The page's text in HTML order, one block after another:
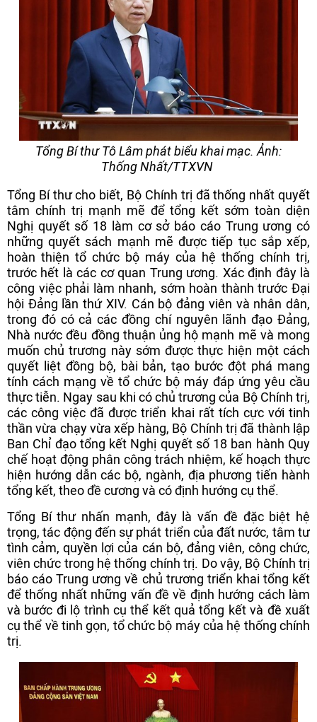
Tổng Bí thư Tô Lâm phát biểu khai mạc. Ảnh:
Thống Nhất/TTXVN
Tổng Bí thư cho biết, Bộ Chính trị đã thống nhất quyết
tâm chính trị mạnh mẽ để tổng kết sớm toàn diện
Nghị quyết số 18 làm cơ sở báo cáo Trung ương có
những quyết sách mạnh mẽ được tiếp tục sắp xếp,
hoàn thiện tổ chức bộ máy của hệ thống chính trị,
trước hết là các cơ quan Trung ương. Xác định đây là
công việc phải làm nhanh, sớm hoàn thành trước Đại
hội Đảng lần thứ XIV. Cán bộ đảng viên và nhân dân,
trong đó có cả các đồng chí nguyên lãnh đạo Đảng,
Nhà nước đều đồng thuận ủng hộ mạnh mẽ và mong
muốn chủ trương này sớm được thực hiện một cách
quyết liệt đồng bộ, bài bản, tạo bước đột phá mang
tính cách mạng về tổ chức bộ máy đáp ứng yêu cầu
thực tiễn. Ngay sau khi có chủ trương của Bộ Chính trị,
các công việc đã được triển khai rất tích cực với tinh
thần vừa chạy vừa xếp hàng, Bộ Chính trị đã thành lập
Ban Chỉ đạo tổng kết Nghị quyết số 18 ban hành Quy
chế hoạt động phân công trách nhiệm, kế hoạch thực
hiện hướng dẫn các bộ, ngành, địa phương tiến hành
tổng kết, theo đề cương và có định hướng cụ thể.
Tổng Bí thư nhấn mạnh, đây là vấn đề đặc biệt hệ
trọng, tác động đến sự phát triển của đất nước, tâm tư
tình cảm, quyền lợi của cán bộ, đảng viên, công chức,
viên chức trong hệ thống chính trị. Do vậy, Bộ Chính trị
báo cáo Trung ương về chủ trương triển khai tổng kết
để thống nhất những vấn đề về định hướng cách làm
và bước đi lộ trình cụ thể kết quả tổng kết và đề xuất
cụ thể về tinh gọn, tổ chức bộ máy của hệ thống chính
trị.